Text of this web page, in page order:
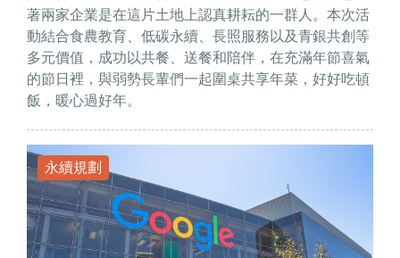
著兩家企業是在這片土地上認真耕耘的一群人。本次活
動結合食農教育、低碳永續、長照服務以及青銀共創等
多元價值，成功以共餐、送餐和陪伴，在充滿年節喜氣
的節日裡，與弱勢長輩們一起圍桌共享年菜，好好吃頓
飯，暖心過好年。
永續規劃